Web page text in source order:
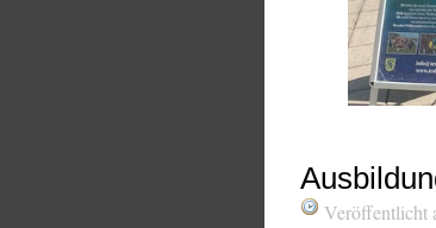
Veröffentlicht